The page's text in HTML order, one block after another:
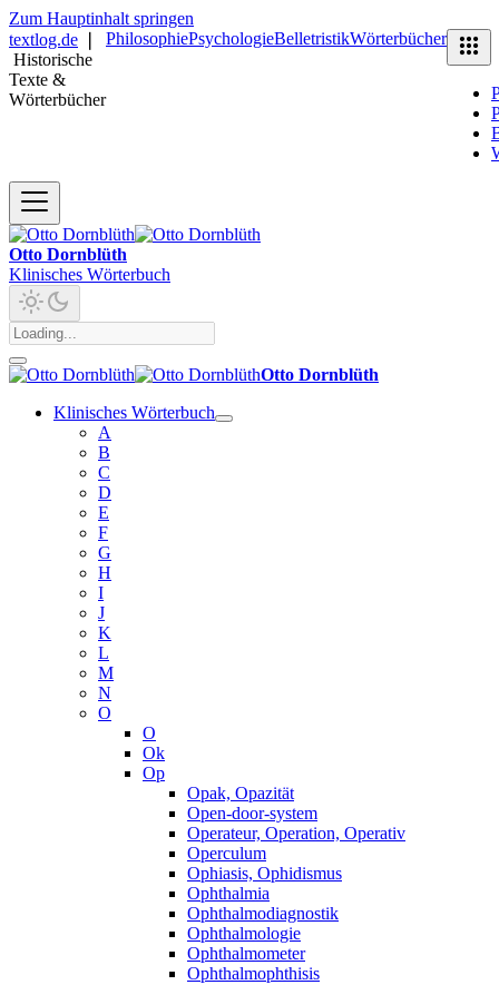
Zum Hauptinhalt springen
textlog.de
Historische
Texte &
Wörterbücher
PhilosophiePsychologieBelletristikWörterbücher
Otto Dornblüth
Klinisches Wörterbuch
Otto Dornblüth
Klinisches Wörterbuch
A
B
C
D
E
F
G
H
I
J
K
L
M
N
O
O
Ok
Op
Opak, Opazität
Open-door-system
Operateur, Operation, Operativ
Operculum
Ophiasis, Ophidismus
Ophthalmia
Ophthalmodiagnostik
Ophthalmologie
Ophthalmometer
Ophthalmophthisis